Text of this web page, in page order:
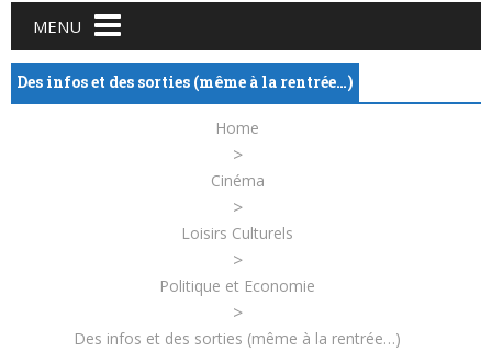
Main menu
content
MENU
Des infos et des sorties (même à la rentrée…)
Home
>
Cinéma
>
Loisirs Culturels
>
Politique et Economie
>
Des infos et des sorties (même à la rentrée…)